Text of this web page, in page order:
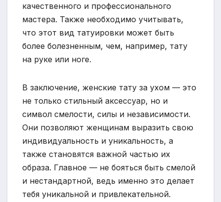
качественного и профессионального
мастера. Также необходимо учитывать,
что этот вид татуировки может быть
более болезненным, чем, например, тату
на руке или ноге.
В заключение, женские тату за ухом — это
не только стильный аксессуар, но и
символ смелости, силы и независимости.
Они позволяют женщинам выразить свою
индивидуальность и уникальность, а
также становятся важной частью их
образа. Главное — не бояться быть смелой
и нестандартной, ведь именно это делает
тебя уникальной и привлекательной.